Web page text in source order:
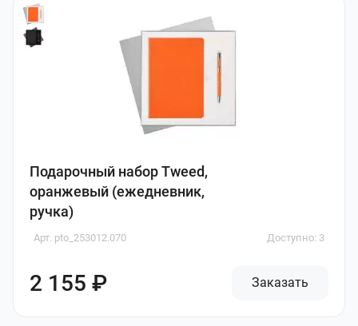
Подарочный набор Tweed,
оранжевый (ежедневник,
ручка)
Арт. pto_253012.070 Доступно: 3
2 155 ₽ Заказать